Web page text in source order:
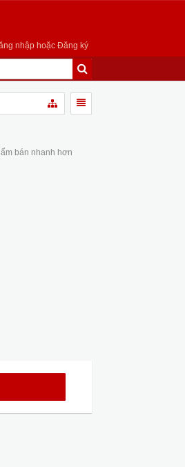
nhập hoặc Đăng ký
bán nhanh hơn